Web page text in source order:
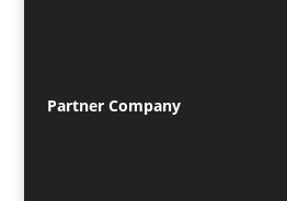
Partner Company